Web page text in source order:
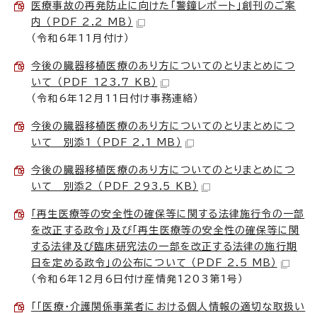
医療事故の再発防止に向けた「警鐘レポート」創刊のご案
内 （PDF 2.2 MB）
（令和6年11月付け）
今後の臓器移植医療のあり方についてのとりまとめにつ
いて （PDF 123.7 KB）
（令和6年12月11日付け事務連絡）
今後の臓器移植医療のあり方についてのとりまとめにつ
いて 別添1 （PDF 2.1 MB）
今後の臓器移植医療のあり方についてのとりまとめにつ
いて 別添2 （PDF 293.5 KB）
「再生医療等の安全性の確保等に関する法律施行令の一部
を改正する政令」及び「再生医療等の安全性の確保等に関
する法律及び臨床研究法の一部を改正する法律の施行期
日を定める政令」の公布について （PDF 2.5 MB）
（令和6年12月6日付け産情発1203第1号）
「「医療・介護関係事業者における個人情報の適切な取扱い